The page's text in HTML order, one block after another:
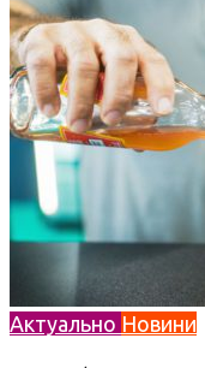
Актуально Новини